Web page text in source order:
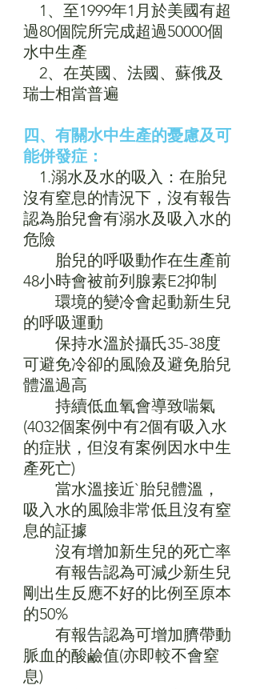
1、至1999年1月於美國有超
過80個院所完成超過50000個
水中生產
2、在英國、法國、蘇俄及
瑞士相當普遍
四、有關水中生產的憂慮及可
能併發症：
1.溺水及水的吸入：在胎兒
沒有窒息的情況下，沒有報告
認為胎兒會有溺水及吸入水的
危險
胎兒的呼吸動作在生產前
48小時會被前列腺素E2抑制
環境的變冷會起動新生兒
的呼吸運動
保持水溫於攝氏35-38度
可避免冷卻的風險及避免胎兒
體溫過高
持續低血氧會導致喘氣
(4032個案例中有2個有吸入水
的症狀，但沒有案例因水中生
產死亡)
當水溫接近`胎兒體溫，
吸入水的風險非常低且沒有窒
息的証據
沒有增加新生兒的死亡率
有報告認為可減少新生兒
剛出生反應不好的比例至原本
的50%
有報告認為可增加臍帶動
脈血的酸鹼值(亦即較不會窒
息)